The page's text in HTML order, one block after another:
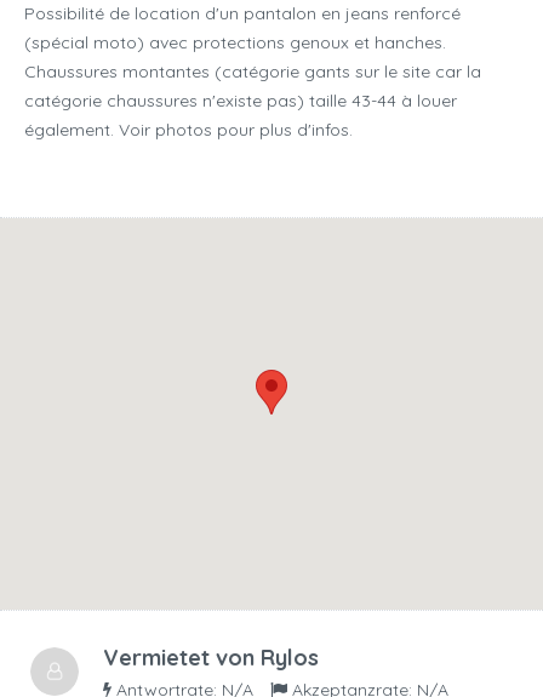
Possibilité de location d'un pantalon en jeans renforcé
(spécial moto) avec protections genoux et hanches.
Chaussures montantes (catégorie gants sur le site car la
catégorie chaussures n'existe pas) taille 43-44 à louer
également. Voir photos pour plus d'infos.
Vermietet von Rylos
Antwortrate: N/A Akzeptanzrate: N/A